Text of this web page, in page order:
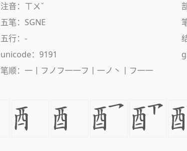
注音：ㄒㄨˇ
五笔：SGNE
五行：-
unicode：9191
笔顺：一丨フノフ一一フ丨一ノ丶丨フ一一